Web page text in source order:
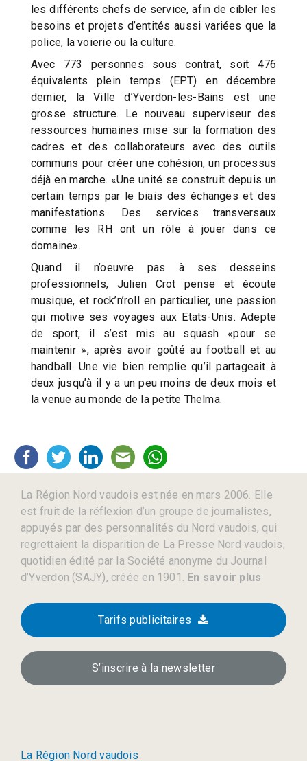
les différents chefs de service, afin de cibler les
besoins et projets d’entités aussi variées que la
police, la voierie ou la culture.
Avec 773 personnes sous contrat, soit 476
équivalents plein temps (EPT) en décembre
dernier, la Ville d’Yverdon-les-Bains est une
grosse structure. Le nouveau superviseur des
ressources humaines mise sur la formation des
cadres et des collaborateurs avec des outils
communs pour créer une cohésion, un processus
déjà en marche. «Une unité se construit depuis un
certain temps par le biais des échanges et des
manifestations. Des services transversaux
comme les RH ont un rôle à jouer dans ce
domaine».
Quand il n’oeuvre pas à ses desseins
professionnels, Julien Crot pense et écoute
musique, et rock’n’roll en particulier, une passion
qui motive ses voyages aux Etats-Unis. Adepte
de sport, il s’est mis au squash «pour se
maintenir », après avoir goûté au football et au
handball. Une vie bien remplie qu’il partageait à
deux jusqu’à il y a un peu moins de deux mois et
la venue au monde de la petite Thelma.
La Région Nord vaudois est née en mars 2006. Elle
est fruit de la réflexion d’un groupe de journalistes,
appuyés par des personnalités du Nord vaudois, qui
regrettaient la disparition de La Presse Nord vaudois,
quotidien édité par la Société anonyme du Journal
d’Yverdon (SAJY), créée en 1901. En savoir plus
Tarifs publicitaires
S’inscrire à la newsletter
La Région Nord vaudois